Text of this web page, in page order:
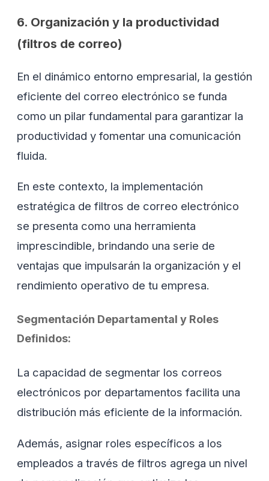
6. Organización y la productividad
(filtros de correo)
En el dinámico entorno empresarial, la gestión
eficiente del correo electrónico se funda
como un pilar fundamental para garantizar la
productividad y fomentar una comunicación
fluida.
En este contexto, la implementación
estratégica de filtros de correo electrónico
se presenta como una herramienta
imprescindible, brindando una serie de
ventajas que impulsarán la organización y el
rendimiento operativo de tu empresa.
Segmentación Departamental y Roles
Definidos:
La capacidad de segmentar los correos
electrónicos por departamentos facilita una
distribución más eficiente de la información.
Además, asignar roles específicos a los
empleados a través de filtros agrega un nivel